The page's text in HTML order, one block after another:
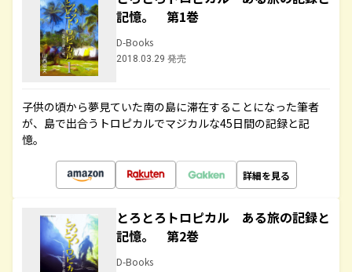
記憶。 第1巻
D-Books
2018.03.29 発売
子供の頃から夢見ていた南の島に滞在することになった筆者
が、島で出合うトロピカルでマジカルな45日間の記録と記
憶。
詳細を見る
とろとろトロピカル ある旅の記録と
記憶。 第2巻
D-Books